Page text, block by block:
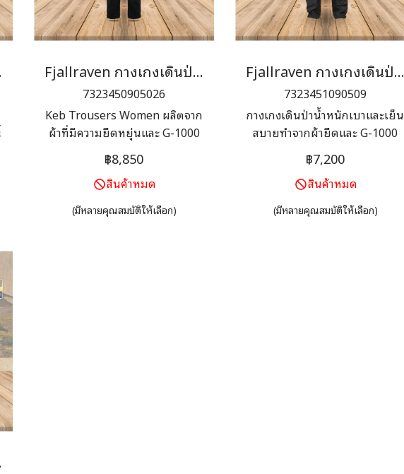
Fjallraven กางเกงเดินป่าผู้หญิง Keb Trousers Women
7323450905026
Keb Trousers Women ผลิตจาก
ผ้าที่มีความยืดหยุ่นและ G-1000
กางเกงรุ่นนี้มีกระเป๋าขนาดใหญ่
แบบคลาสสิก ซิประบายอากาศ
ขนาดใหญ่พร้อมผ้าตาข่ายด้าน
หลังและช่องเปิดสำหรับแผ่นรอง
เข่า (อุปกรณ์เสริม)
฿8,850
สินค้าหมด
(มีหลายคุณสมบัติให้เลือก)
Fjallraven กางเกงเดินป่า ผู้หญิง Abisko Lite Trekking Trs W (Short)
7323451090509
กางเกงเดินป่าน้ำหนักเบาและเย็น
สบายทำจากผ้ายืดและ G-1000
Lite เหมาะมากสำหรับเดินป่าไทย
การตัดเย็บทางเทคนิค มีกระเป๋า
ขนาดใหญ่และปลายขาพร้อม
ตะขอเกี่ยวรองเท้าและสายรัดแบบ
ปรับได้
฿7,200
สินค้าหมด
(มีหลายคุณสมบัติให้เลือก)
W